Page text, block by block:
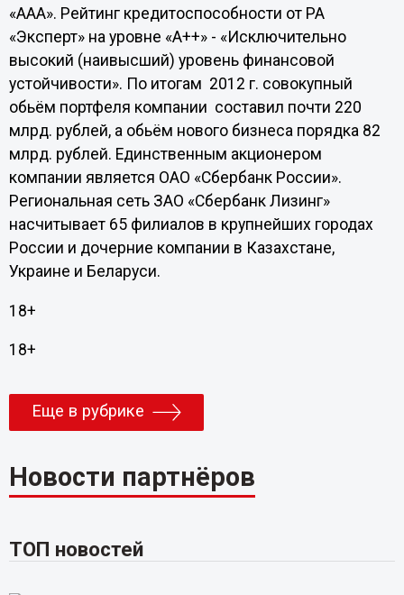
«ААА». Рейтинг кредитоспособности от РА
«Эксперт» на уровне «А++» - «Исключительно
высокий (наивысший) уровень финансовой
устойчивости». По итогам 2012 г. совокупный
обьём портфеля компании составил почти 220
млрд. рублей, а обьём нового бизнеса порядка 82
млрд. рублей. Единственным акционером
компании является ОАО «Сбербанк России».
Региональная сеть ЗАО «Сбербанк Лизинг»
насчитывает 65 филиалов в крупнейших городах
России и дочерние компании в Казахстане,
Украине и Беларуси.
18+
18+
Еще в рубрике
Новости партнёров
ТОП новостей